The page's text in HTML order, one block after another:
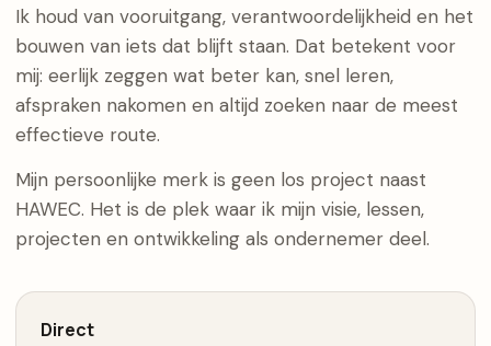
Ik houd van vooruitgang, verantwoordelijkheid en het
bouwen van iets dat blijft staan. Dat betekent voor
mij: eerlijk zeggen wat beter kan, snel leren,
afspraken nakomen en altijd zoeken naar de meest
effectieve route.
Mijn persoonlijke merk is geen los project naast
HAWEC. Het is de plek waar ik mijn visie, lessen,
projecten en ontwikkeling als ondernemer deel.
Direct